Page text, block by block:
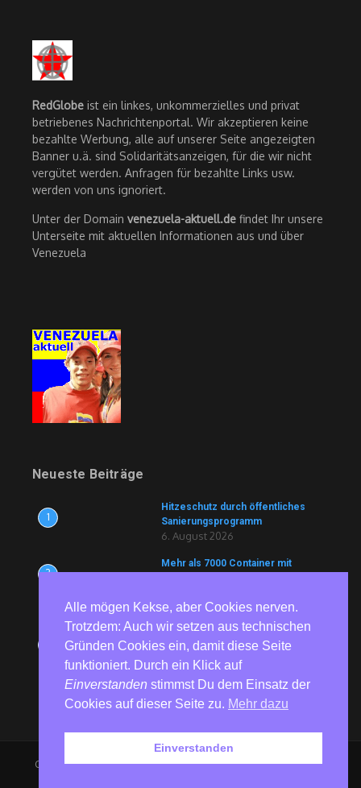
RedGlobe ist ein linkes, unkommerzielles und privat
betriebenes Nachrichtenportal. Wir akzeptieren keine
bezahlte Werbung, alle auf unserer Seite angezeigten
Banner u.ä. sind Solidaritätsanzeigen, für die wir nicht
vergütet werden. Anfragen für bezahlte Links usw.
werden von uns ignoriert.
Unter der Domain venezuela-aktuell.de findet Ihr unsere
Unterseite mit aktuellen Informationen aus und über
Venezuela
Neueste Beiträge
1
Hitzeschutz durch öffentliches
Sanierungsprogramm
6. August 2026
2
Mehr als 7000 Container mit
6. August 2026
81 Jahre nach Hiroshima und
Nagasaki – Bundesweite
Gedenkaktionen erinnern an die
Opfer von Atomwaffen
6. August 2026
Copyright © 2026 RedGlobe | Präsentiert vonNachrichtenmagazin
Alle mögen Kekse, aber Cookies nerven.
Trotzdem: Auch wir setzen aus technischen
Gründen Cookies ein, damit diese Seite
funktioniert. Durch ein Klick auf
Einverstanden stimmst Du dem Einsatz der
Cookies auf dieser Seite zu. Mehr dazu
Einverstanden